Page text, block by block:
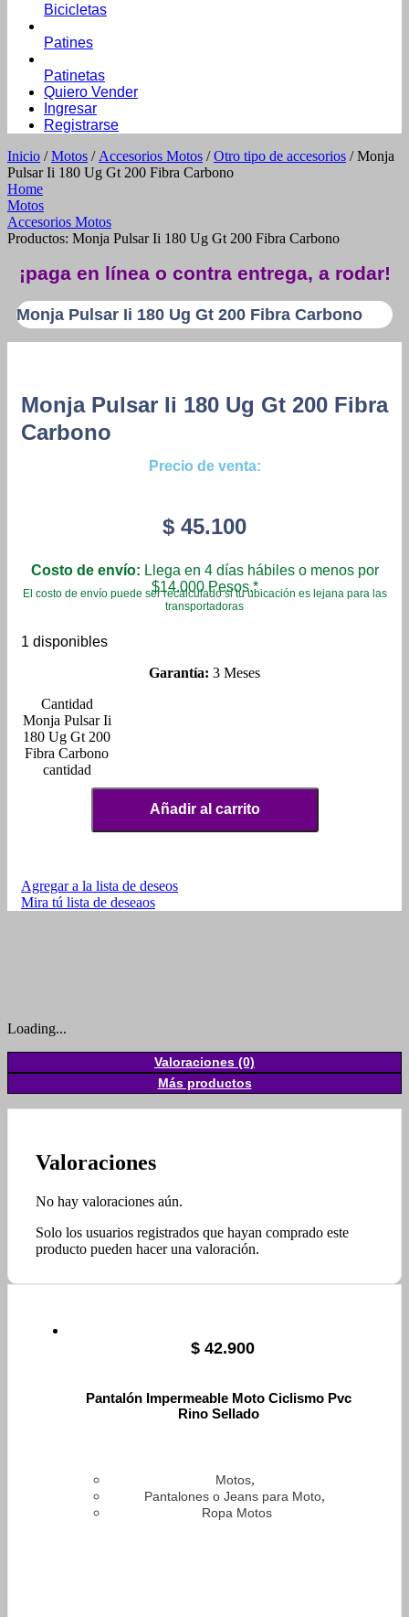
Bicicletas
Patines
Patinetas
Quiero Vender
Ingresar
Registrarse
Inicio /Motos / Accesorios Motos /Otro tipo de accesorios / Monja
Pulsar Ii 180 Ug Gt 200 Fibra Carbono
Home
Motos
Accesorios Motos
Productos: Monja Pulsar Ii 180 Ug Gt 200 Fibra Carbono
¡paga en línea o contra entrega, a rodar!
Monja Pulsar Ii 180 Ug Gt 200 Fibra Carbono
Monja Pulsar Ii 180 Ug Gt 200 Fibra
Carbono
Precio de venta:
$ 45.100
Costo de envío: Llega en 4 días hábiles o menos por
$14.000 Pesos.*
El costo de envío puede ser recalculado si tu ubicación es lejana para las
transportadoras
1 disponibles
Garantía: 3 Meses
Monja Pulsar Ii
180 Ug Gt 200
Fibra Carbono
cantidad
Añadir al carrito
Agregar a la lista de deseos
Mira tú lista de deseaos
Loading...
Valoraciones (0)
Más productos
Valoraciones
No hay valoraciones aún.
Solo los usuarios registrados que hayan comprado este
producto pueden hacer una valoración.
$ 42.900
Pantalón Impermeable Moto Ciclismo Pvc
Rino Sellado
Motos,
Pantalones o Jeans para Moto,
Ropa Motos